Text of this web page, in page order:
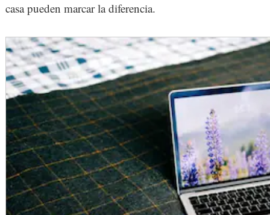
casa pueden marcar la diferencia.